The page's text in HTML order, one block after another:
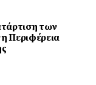
των
Περιφέρεια